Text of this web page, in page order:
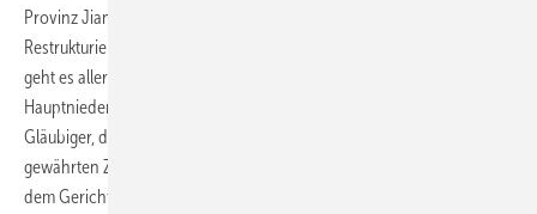
Provinz Jiangsu in Wuxi einen Antrag auf geordnete Insolvenz und
Restrukturierung des Unternehmens gestellt haben. Bei dem Antrag
geht es allerdings nur um die Photovoltaikproduktion in der
Hauptniederlassung in Wuxi. Bei den Antragstellern handelt es sich um
Gläubiger, die dem Suntech von der Mehrheit der Kreditgeber
gewährten Zahlungsaufschub nicht zugestimmt haben. Suntech hat
dem Gericht mitgeteilt, dass das Unternehmen dem Antrag nicht